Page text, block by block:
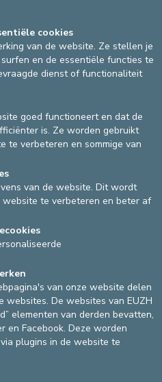
2024
/ REDUCE
Ziekenhuizen vzw
cookies
van de website. Ze stellen je
en de essentiële functies te
dienst of functionaliteit
goed functioneert en dat de
is. Ze worden gebruikt
te verbeteren en sommige van
van de website. Dit wordt
website te verbeteren en beter af
van onze website delen
De websites van EUZH
elementen van derden bevatten,
en Facebook. Deze worden
plugins in de website te